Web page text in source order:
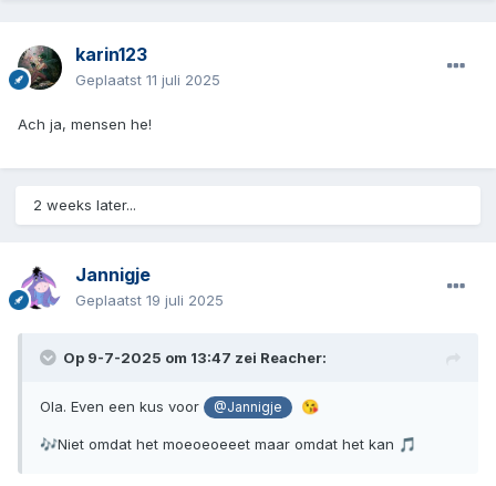
karin123
Geplaatst 11 juli 2025
Ach ja, mensen he!
2 weeks later...
Jannigje
Geplaatst 19 juli 2025
Op 9-7-2025 om 13:47 zei Reacher:
Ola. Even een kus voor @Jannigje 😘
🎶Niet omdat het moeoeoeeet maar omdat het kan 🎵